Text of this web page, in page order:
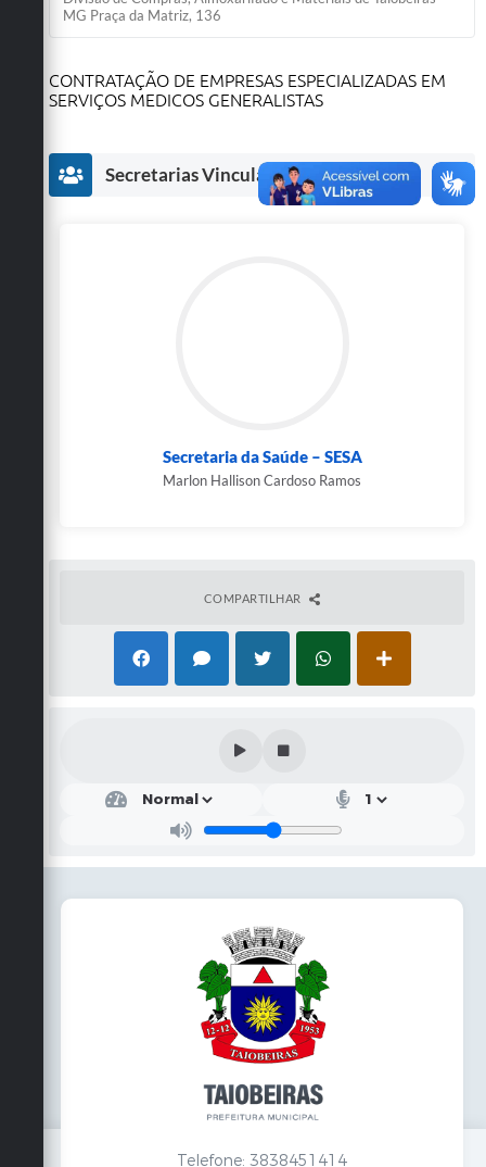
Telefones Úteis
Contato
Sala M. do Empreendedor
Secretarias
MG Praça da Matriz, 136
CONTRATAÇÃO DE EMPRESAS ESPECIALIZADAS EM
SERVIÇOS MEDICOS GENERALISTAS
Secretarias Vinculadas
Secretaria da Saúde – SESA
Marlon Hallison Cardoso Ramos
COMPARTILHAR
Telefone: 3838451414